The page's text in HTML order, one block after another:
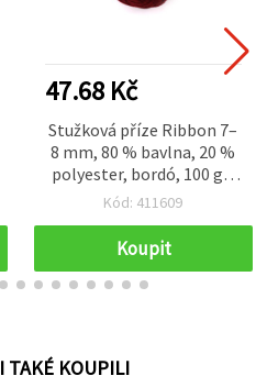
47.68 Kč
Stužková příze Ribbon 7–
8 mm, 80 % bavlna, 20 %
polyester, bordó, 100 g –
50 m
Kód: 411609
Koupit
TAKÉ KOUPILI